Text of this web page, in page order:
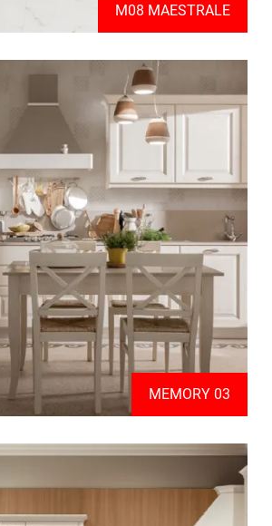
M08 MAESTRALE
MEMORY 03